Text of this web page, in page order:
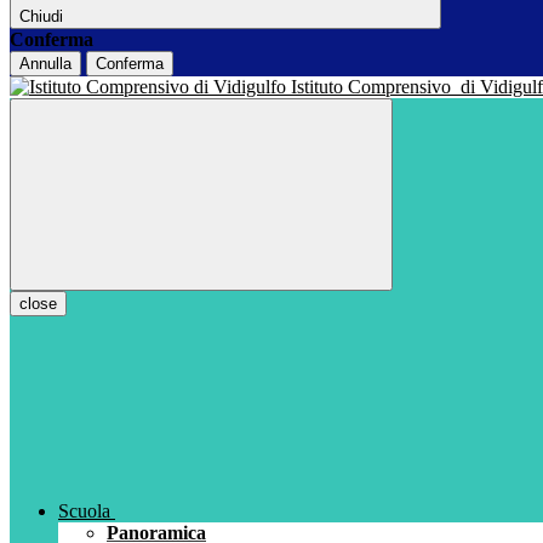
Chiudi
Conferma
Annulla Conferma
Istituto Comprensivo di
close
Scuola
Panoramica